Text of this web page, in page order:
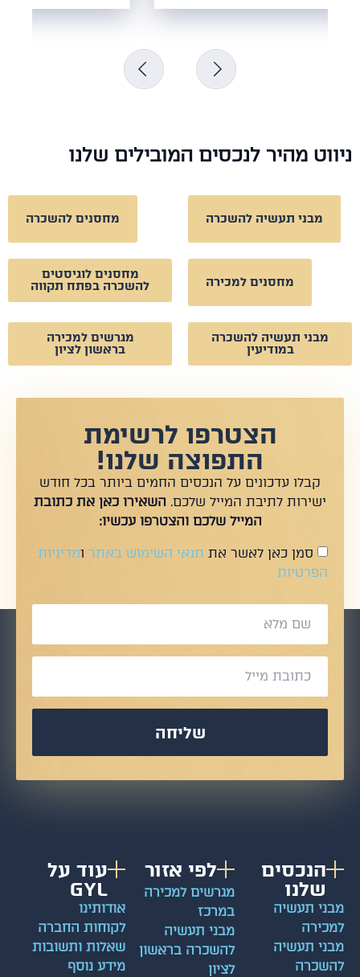
מהיר לנכסים המובילים שלנו
מבני תעשיה להשכרה מחסנים להשכרה
מחסנים למכירה
מחסנים לוגיסטים
להשכרה בפתח תקווה
מבני תעשיה להשכרה
במודיעין
מגרשים למכירה
בראשון לציון
הצטרפו לרשימת
התפוצה שלנו!
קבלו עדכונים על הנכסים החמים ביותר בכל חודש
ישירות לתיבת המייל שלכם.השאירו כאן את כתובת
המייל שלכם והצטרפו עכשיו:
סמן כאן לאשר אתתנאי השימוש באתרומדיניות
הפרטיות
שליחה
הנכסים
שלנו
תעשיה
תעשיה
לפי אזור
מגרשים למכירה
במרכז
מבני תעשיה
להשכרה בראשון
עוד על
GYL
אודותינו
לקוחות החברה
שאלות ותשובות
מידע נוסף